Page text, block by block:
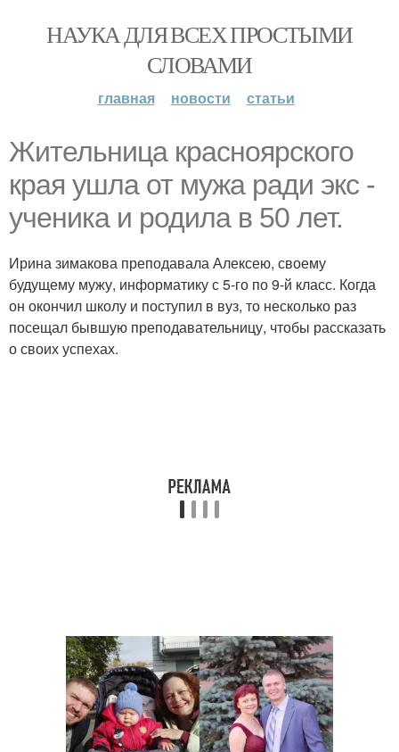
НАУКА ДЛЯ ВСЕХ ПРОСТЫМИ
СЛОВАМИ
главная новости статьи
Жительница красноярского
края ушла от мужа ради экс -
ученика и родила в 50 лет.
Ирина зимакова преподавала Алексею, своему
будущему мужу, информатику с 5-го по 9-й класс. Когда
он окончил школу и поступил в вуз, то несколько раз
посещал бывшую преподавательницу, чтобы рассказать
о своих успехах.